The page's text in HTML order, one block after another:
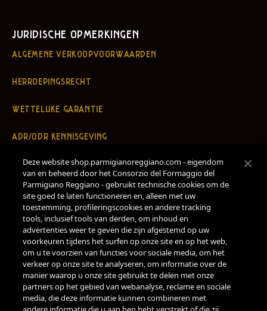
JURIDISCHE OPMERKINGEN
ALGEMENE VERKOOPVOORWAARDEN
HERROEPINGSRECHT
WETTELIJKE GARANTIE
ADR/ODR KENNISGEVING
PRIVACYBELEID
COOKIEBELEID
AANGEPASTE INSTELLINGEN
REGLEMENT LOYALITEITSPROGRAMMA
VOORWAARDEN VOOR GEBRUIK VAN CADEAUBONNEN
BETALINGEN
Deze website shop.parmigianoreggiano.com - eigendom
van en beheerd door het Consorzio del Formaggio del
Parmigiano Reggiano - gebruikt technische cookies om de
site goed te laten functioneren en, alleen met uw
toestemming, profileringscookies en andere tracking
tools, inclusief tools van derden, om inhoud en
advertenties weer te geven die zijn afgestemd op uw
voorkeuren tijdens het surfen op onze site en op het web,
om u te voorzien van functies voor sociale media, om het
verkeer op onze site te analyseren, om informatie over de
manier waarop u onze site gebruikt te delen met onze
partners op het gebied van webanalyse, reclame en sociale
media, die deze informatie kunnen combineren met